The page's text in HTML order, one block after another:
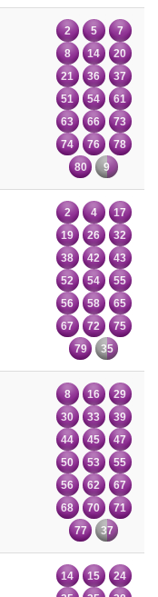
2 5
7
8
14
20
21
36
37
51
54
61
63
66
73
74
76
78
80
9
2 4
17
19
26
32
38
42
43
52
54
55
56
58
65
67
72
75
79
35
8 16
29
30
33
39
44
45
47
50
53
55
56
62
67
68
70
71
77
37
14 15
24